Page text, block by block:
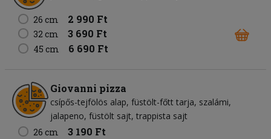
26 cm 2 990 Ft
32 cm 3 690 Ft
45 cm 6 690 Ft
Giovanni pizza
csípős-tejfölös alap füstölt-főtt tarja szalámi
jalapeno füstölt sajt trappista sajt
26 cm
3 190 Ft